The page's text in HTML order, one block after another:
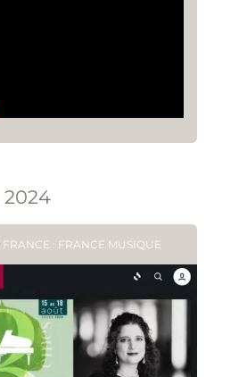
: FRANCE MUSIQUE